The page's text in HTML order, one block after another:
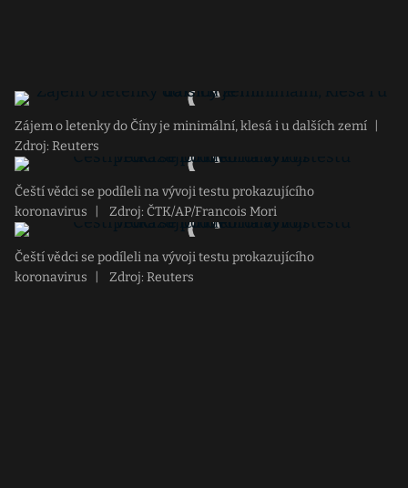
Zájem o letenky do Číny je minimální, klesá i u dalších zemí
Zdroj: Reuters
Čeští vědci se podíleli na vývoji testu prokazujícího
koronavirus
Zdroj: ČTK/AP/Francois Mori
Čeští vědci se podíleli na vývoji testu prokazujícího
koronavirus
Zdroj: Reuters